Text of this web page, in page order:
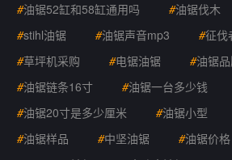
#油锯52缸和58缸通用吗 #油锯伐木
#stihl油锯 #油锯声音mp3 #征伐
#草坪机采购 #电锯油锯 #油锯
#油锯链条16寸 #油锯一台多少钱
#油锯20寸是多少厘米 #油锯小型
#油锯样品 #中坚油锯 #油锯价格